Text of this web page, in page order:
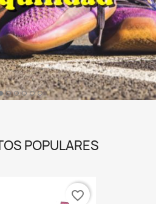
POPULARES
favorite_border